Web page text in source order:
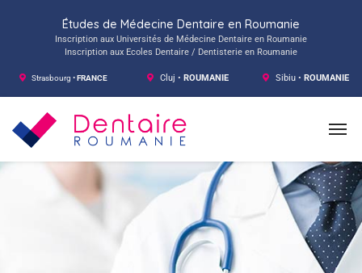
Études de Médecine Dentaire en Roumanie
Inscription aux Universités de Médecine Dentaire en Roumanie
Inscription aux Ecoles Dentaire / Dentisterie en Roumanie
Strasbourg •FRANCE Cluj •ROUMANIE Sibiu •ROUMANIE